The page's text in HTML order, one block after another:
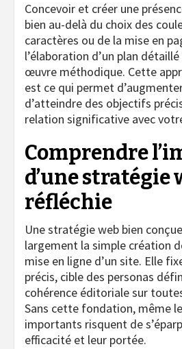
Concevoir et créer une
bien au-delà du choix des
caractères ou de la mise en
l’élaboration d’un plan
œuvre méthodique. Cette
est ce qui permet
d’atteindre des objectifs
relation significative avec
Comprendre
d’une stratégie
réfléchie
Une stratégie web bien
largement la simple création
mise en ligne d’un site. Elle
précis, cible des personas
cohérence éditoriale sur
Sans cette fondation, même
importants risquent de
efficacité et leur portée.